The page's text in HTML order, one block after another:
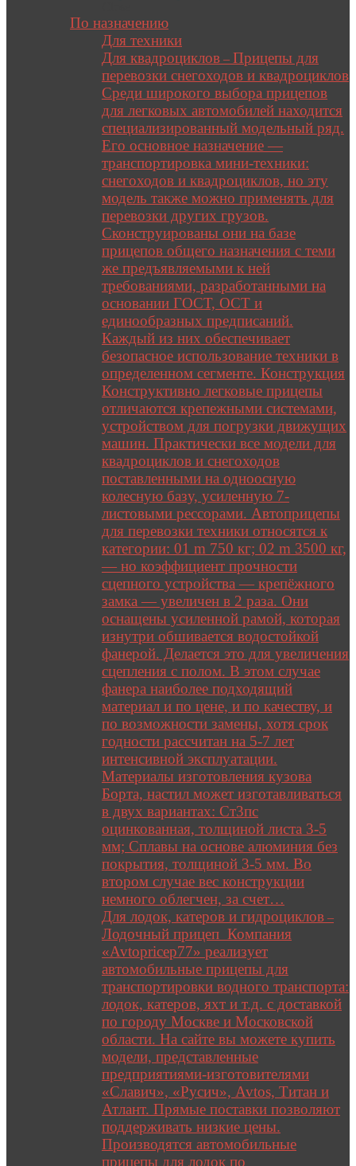
По назначению
Для техники
Для квадроциклов – Прицепы для
перевозки снегоходов и квадроциклов
Среди широкого выбора прицепов
для легковых автомобилей находится
специализированный модельный ряд.
Его основное назначение —
транспортировка мини-техники:
снегоходов и квадроциклов, но эту
модель также можно применять для
перевозки других грузов.
Сконструированы они на базе
прицепов общего назначения с теми
же предъявляемыми к ней
требованиями, разработанными на
основании ГОСТ, ОСТ и
единообразных предписаний.
Каждый из них обеспечивает
безопасное использование техники в
определенном сегменте. Конструкция
Конструктивно легковые прицепы
отличаются крепежными системами,
устройством для погрузки движущих
машин. Практически все модели для
квадроциклов и снегоходов
поставленными на одноосную
колесную базу, усиленную 7-
листовыми рессорами. Автоприцепы
для перевозки техники относятся к
категории: 01 m 750 кг; 02 m 3500 кг,
— но коэффициент прочности
сцепного устройства — крепёжного
замка — увеличен в 2 раза. Они
оснащены усиленной рамой, которая
изнутри обшивается водостойкой
фанерой. Делается это для увеличения
сцепления с полом. В этом случае
фанера наиболее подходящий
материал и по цене, и по качеству, и
по возможности замены, хотя срок
годности рассчитан на 5-7 лет
интенсивной эксплуатации.
Материалы изготовления кузова
Борта, настил может изготавливаться
в двух вариантах: Ст3пс
оцинкованная, толщиной листа 3-5
мм; Сплавы на основе алюминия без
покрытия, толщиной 3-5 мм. Во
втором случае вес конструкции
немного облегчен, за счет…
Для лодок, катеров и гидроциклов –
Лодочный прицеп Компания
«Avtopricep77» реализует
автомобильные прицепы для
транспортировки водного транспорта:
лодок, катеров, яхт и т.д. с доставкой
по городу Москве и Московской
области. На сайте вы можете купить
модели, представленные
предприятиями-изготовителями
«Славич», «Русич», Avtos, Титан и
Атлант. Прямые поставки позволяют
поддерживать низкие цены.
Производятся автомобильные
прицепы для лодок по